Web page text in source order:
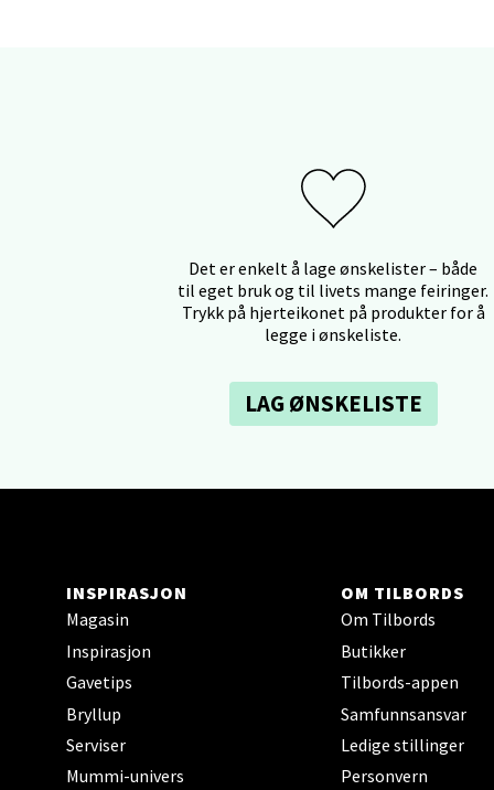
Det er enkelt å lage ønskelister – både
til eget bruk og til livets mange feiringer.
Trykk på hjerteikonet på produkter for å
legge i ønskeliste.
LAG ØNSKELISTE
INSPIRASJON
Magasin
Inspirasjon
Gavetips
Bryllup
Serviser
Mummi-univers
OM TILBORDS
Om Tilbords
Butikker
Tilbords-appen
Samfunnsansvar
Ledige stillinger
Personvern
0 i
0 i
Ski